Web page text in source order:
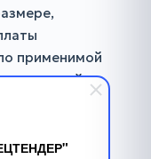
применимой
оснований,
и
ЭТП.